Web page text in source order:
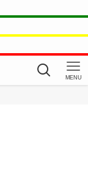
MENU